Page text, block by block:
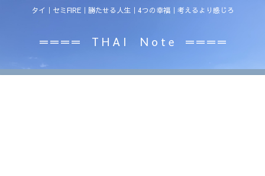
タイ｜セミFIRE｜勝たせる人生｜4つの幸福｜考えるより感じろ
＝＝＝＝ T H A I N o t e ＝＝＝＝